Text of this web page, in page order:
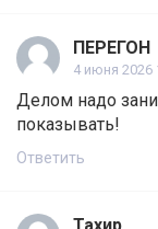
ПЕРЕГОН
4 июня 2026
Делом надо
показывать!
Ответить